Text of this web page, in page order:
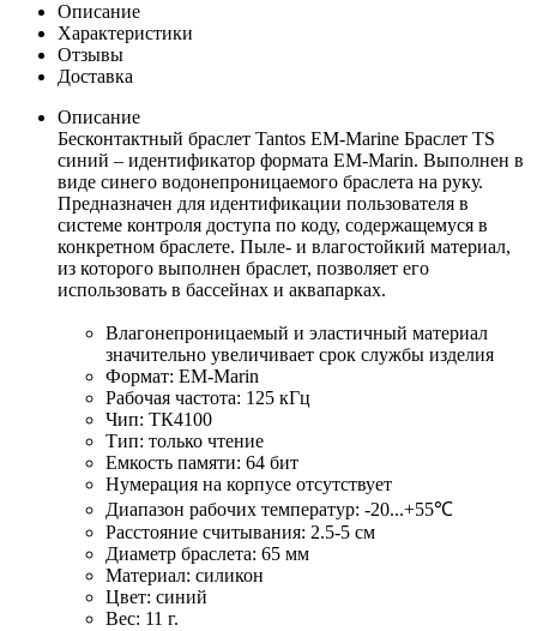
Описание
Характеристики
Отзывы
Доставка
Описание
Бесконтактный браслет Tantos EM-Marine Браслет TS
синий – идентификатор формата EM-Marin. Выполнен в
виде синего водонепроницаемого браслета на руку.
Предназначен для идентификации пользователя в
системе контроля доступа по коду, содержащемуся в
конкретном браслете. Пыле- и влагостойкий материал,
из которого выполнен браслет, позволяет его
использовать в бассейнах и аквапарках.
Влагонепроницаемый и эластичный материал
значительно увеличивает срок службы изделия
Формат: EM-Marin
Рабочая частота: 125 кГц
Чип: ТК4100
Тип: только чтение
Емкость памяти: 64 бит
Нумерация на корпусе отсутствует
Диапазон рабочих температур: -20...+55℃
Расстояние считывания: 2.5-5 см
Диаметр браслета: 65 мм
Материал: силикон
Цвет: синий
Вес: 11 г.